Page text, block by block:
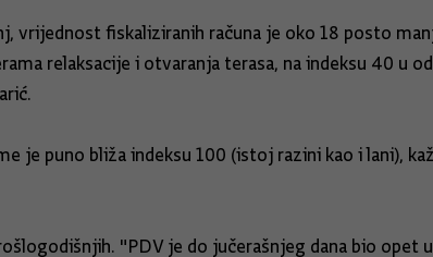
vrijednost fiskaliziranih računa je oko 18 posto
relaksacije i otvaranja terasa, na indeksu 40 u
puno bliža indeksu 100 (istoj razini kao i lani),
"PDV je do jučerašnjeg dana bio opet